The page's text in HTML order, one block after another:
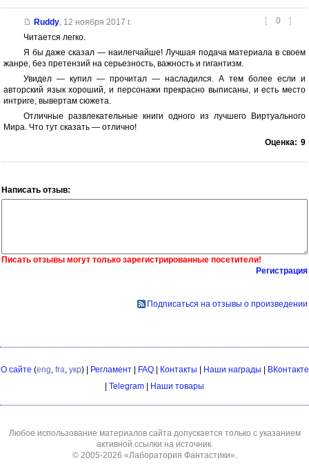
[ 0 ]
Ruddy, 12 ноября 2017 г.
Читается легко.
Я бы даже сказал — наилегчайше! Лучшая подача материала в своем
жанре, без претензий на серьезность, важность и гигантизм.
Увидел — купил — прочитал — насладился. А тем более если и
авторский язык хороший, и персонажи прекрасно выписаны, и есть место
интриге, вывертам сюжета.
Отличные развлекательные книги одного из лучшего Виртуального
Мира. Что тут сказать — отлично!
Оценка: 9
Написать отзыв:
Писать отзывы могут только зарегистрированные посетители!
Регистрация
Подписаться на отзывы о произведении
О сайте (eng fra укр) | Регламент| FAQ| Контакты | Наши награды | ВКонтакте
| Telegram | Наши товары
Любое использование материалов сайта допускается только с указанием
активной ссылки на источник.
© 2005-2026 «Лаборатория Фантастики»